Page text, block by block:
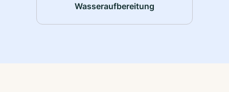
Wasseraufbereitung